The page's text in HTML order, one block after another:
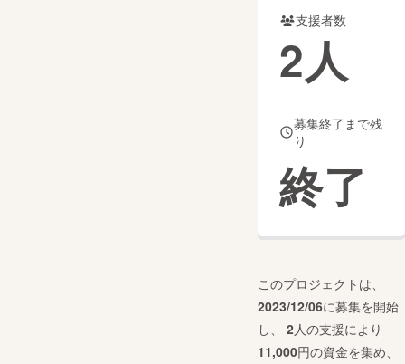
コミュニティ
支援者数
2人
募集終了まで残
り
終了
このプロジェクトは、
2023/12/06に募集を開始
し、 2人の支援により
11,000円の資金を集め、